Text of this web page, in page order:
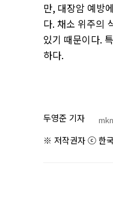
만, 대장암 예방
다. 채소 위주의
있기 때문이다.
하다.
두영준 기자
※ 저작권자 ⓒ 한국